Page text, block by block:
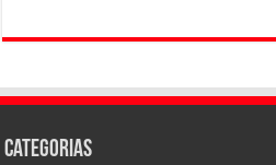
Categorias